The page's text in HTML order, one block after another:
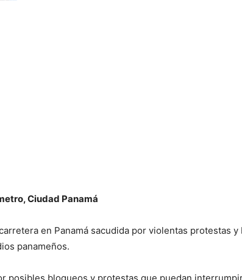
Ciudad Panamá
en Panamá sacudida por violentas protestas
panameños.